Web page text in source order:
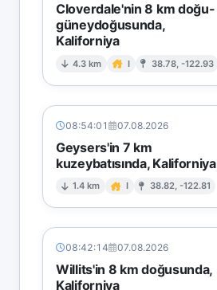
Cloverdale'nin 8 km doğu-
güneydoğusunda,
Kaliforniya
4.3 km I 38.78, -122.93
08:54:01 07.08.2026
Geysers'in 7 km
kuzeybatısında, Kaliforniya
1.4 km I 38.82, -122.81
08:42:14 07.08.2026
Willits'in 8 km doğusunda,
Kaliforniya